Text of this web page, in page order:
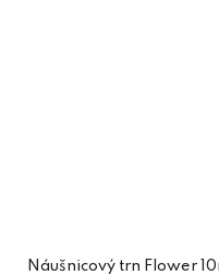
Náušnicový trn Flower